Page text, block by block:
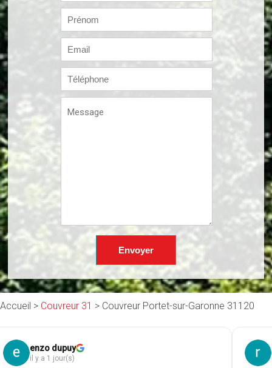
Accueil > Couvreur 31 > Couvreur Portet-sur-Garonne 31120
roland hessmann
il y a 1 jour(s) il